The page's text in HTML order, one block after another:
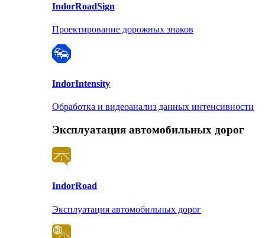
IndorRoadSign
Проектирование дорожных знаков
IndorIntensity
Обработка и видеоанализ данных интенсивности
Эксплуатация автомобильных дорог
IndorRoad
Эксплуатация автомобильных дорог